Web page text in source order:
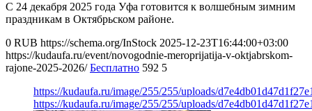
С 24 декабря 2025 года Уфа готовится к волшебным зимним
праздникам в Октябрьском районе.
0 RUB https://schema.org/InStock 2025-12-23T16:44:00+03:00
https://kudaufa.ru/event/novogodnie-meroprijatija-v-oktjabrskom-
rajone-2025-2026/ Бесплатно 592 5
https://kudaufa.ru/image/255/255/uploads/
https://kudaufa.ru/image/255/255/uploads/